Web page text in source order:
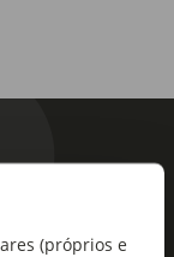
(próprios e